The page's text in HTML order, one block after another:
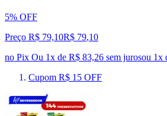
5% OFF
Preço R$ 79,10R$ 79,10
no Pix Ou 1x de R$ 83,26 sem jurosou 1x
Cupom R$ 15 OFF